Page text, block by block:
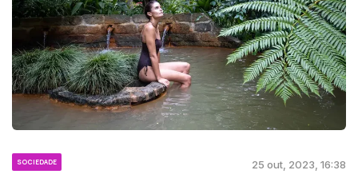
SOCIEDADE 25 out, 2023, 16:38